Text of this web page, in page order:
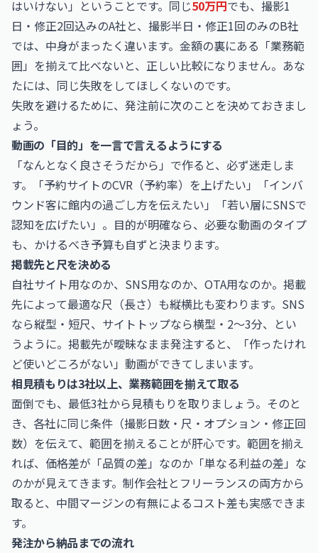
はいけない」ということです。同じ50万円でも、撮影1
日・修正2回込みのA社と、撮影半日・修正1回のみのB社
では、中身がまったく違います。金額の裏にある「業務範
囲」を揃えて比べないと、正しい比較になりません。あな
たには、同じ失敗をしてほしくないのです。
失敗を避けるために、発注前に次のことを決めておきまし
ょう。
動画の「目的」を一言で言えるようにする
「なんとなく良さそうだから」で作ると、必ず迷走しま
す。「予約サイトのCVR（予約率）を上げたい」「インバ
ウンド客に館内の過ごし方を伝えたい」「若い層にSNSで
認知を広げたい」。目的が明確なら、必要な動画のタイプ
も、かけるべき予算も自ずと決まります。
掲載先と尺を決める
自社サイト用なのか、SNS用なのか、OTA用なのか。掲載
先によって最適な尺（長さ）も縦横比も変わります。SNS
なら縦型・短尺、サイトトップなら横型・2〜3分、とい
うように。掲載先が曖昧なまま発注すると、「作ったけれ
ど使いどころがない」動画ができてしまいます。
相見積もりは3社以上、業務範囲を揃えて取る
面倒でも、最低3社から見積もりを取りましょう。そのと
き、各社に同じ条件（撮影日数・尺・オプション・修正回
数）を伝えて、範囲を揃えることが肝心です。範囲を揃え
れば、価格差が「品質の差」なのか「単なる利益の差」な
のかが見えてきます。制作会社とフリーランスの両方から
取ると、中間マージンの有無によるコスト差も実感できま
す。
発注から納品までの流れ